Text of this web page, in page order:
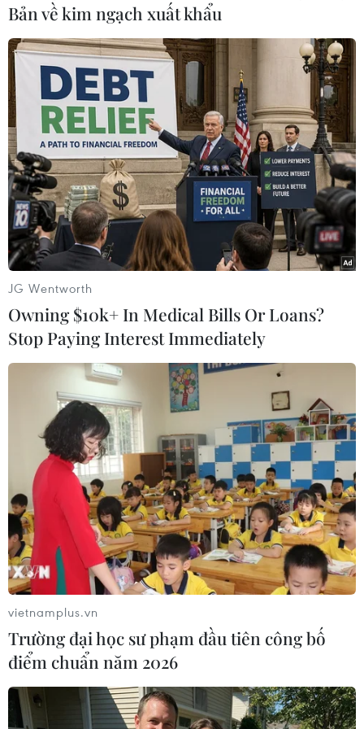
đến rác thải điện tử thông qua một đường lối
thống nhấtvà thực tế giữa ITU, SBC, ngành công
nghiệp tái chế rác thải và các nhà hoạchđịnh
chính sách môi trường./.
(TTXVN)
#Liên hợp quốc
#Rác thải điện tử
#Ô nhiễm môi trường
#Tái chế
Theo dõi VietnamPlus
Cơ hội và bài toán chính sách cho
Bản về kim ngạch xuất khẩu
JG Wentworth
Owning $10k+ In Medical Bills Or Loans?
Stop Paying Interest Immediately
vietnamplus.vn
Trường đại học sư phạm đầu tiên công bố
điểm chuẩn năm 2026